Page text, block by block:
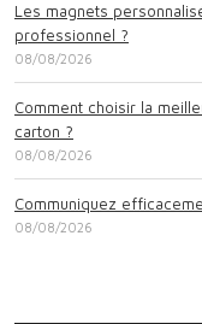
Les magnets
professionnel ?
08/08/2026
Comment choisir la
carton ?
08/08/2026
Communiquez
08/08/2026